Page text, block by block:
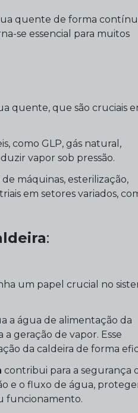
quente de forma
se essencial para muitos
quente, que são cruciais
como GLP, gás natural,
vapor sob pressão.
máquinas, esterilização,
em setores variados,
:
um papel crucial no
a água de alimentação da
geração de vapor. Esse
da caldeira de forma
contribui para a segurança
e o fluxo de água,
funcionamento.